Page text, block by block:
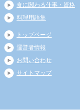
食に関わる仕事・資格
料理用語集
トップページ
運営者情報
お問い合わせ
サイトマップ